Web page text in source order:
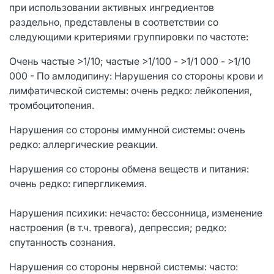
при использовании активных ингредиентов
раздельно, представлены в соответствии со
следующими критериями группировки по частоте:
Очень частые >1/10; частые >1/100 - >1/1 000 - >1/10
000 - По амлодипину: Нарушения со стороны крови и
лимфатической системы: очень редко: лейкопения,
тромбоцитопения.
Нарушения со стороны иммунной системы: очень
редко: аллергические реакции.
Нарушения со стороны обмена веществ и питания:
очень редко: гипергликемия.
Нарушения психики: нечасто: бессонница, изменение
настроения (в т.ч. тревога), депрессия; редко:
спутанность сознания.
Нарушения со стороны нервной системы: часто: